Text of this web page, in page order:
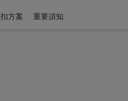
方案 重要須知